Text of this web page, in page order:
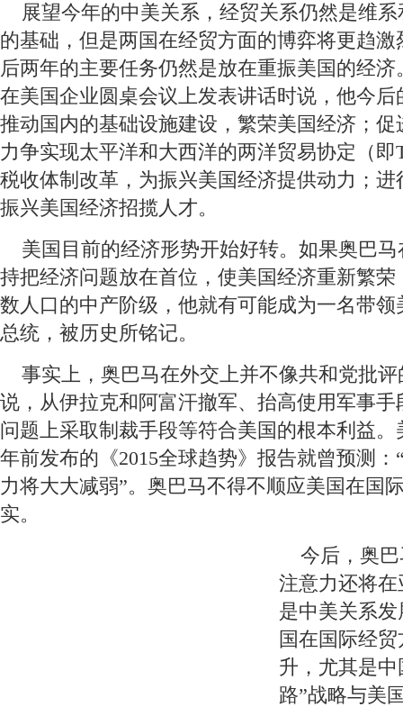
展望今年的中美关系，经贸关系仍然是维系
的基础，但是两国在经贸方面的博弈将更趋
后两年的主要任务仍然是放在重振美国的经济
在美国企业圆桌会议上发表讲话时说，他今
推动国内的基础设施建设，繁荣美国经济；
力争实现太平洋和大西洋的两洋贸易协定（即
税收体制改革，为振兴美国经济提供动力；
振兴美国经济招揽人才。
美国目前的经济形势开始好转。如果奥巴马
持把经济问题放在首位，使美国经济重新繁
数人口的中产阶级，他就有可能成为一名带
总统，被历史所铭记。
事实上，奥巴马在外交上并不像共和党批评
说，从伊拉克和阿富汗撤军、抬高使用军事
问题上采取制裁手段等符合美国的根本利益。
年前发布的《2015全球趋势》报告就曾预测
力将大大减弱”。奥巴马不得不顺应美国在国
实。
今后，奥巴
注意力还将
是中美关系
国在国际经
升，尤其是
路”战略与美